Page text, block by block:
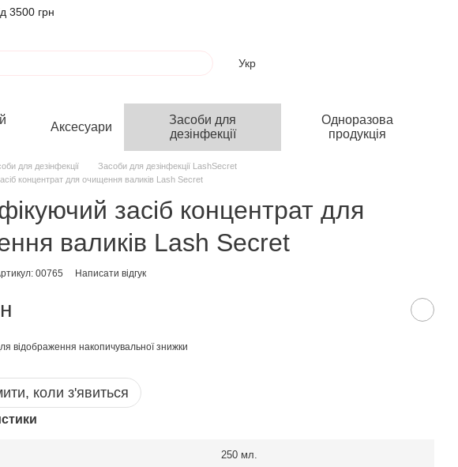
3500 грн
Укр
Аксесуари
Засоби для
дезінфекції
Одноразова
продукція
для дезінфекції
Засоби для дезінфекції LashSecret
концентрат для очищення валиків Lash Secret
засіб концентрат для
валиків Lash Secret
00765 Написати відгук
відображення накопичувальної знижки
коли з'явиться
250 мл.